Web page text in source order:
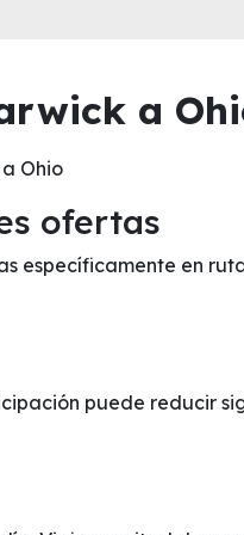
a
Ohio
ofertas
específicamente en
puede reducir